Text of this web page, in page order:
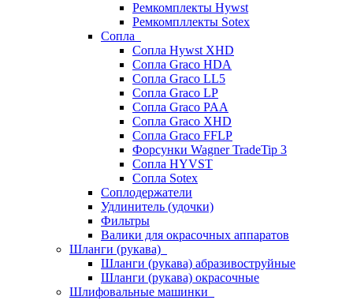
Ремкомплекты Hywst
Ремкомпллекты Sotex
Сопла
Сопла Hywst XHD
Сопла Graco HDA
Сопла Graco LL5
Сопла Graco LP
Сопла Graco PAA
Сопла Graco XHD
Сопла Graco FFLP
Форсунки Wagner TradeTip 3
Сопла HYVST
Сопла Sotex
Соплодержатели
Удлинитель (удочки)
Фильтры
Валики для окрасочных аппаратов
Шланги (рукава)
Шланги (рукава) абразивоструйные
Шланги (рукава) окрасочные
Шлифовальные машинки